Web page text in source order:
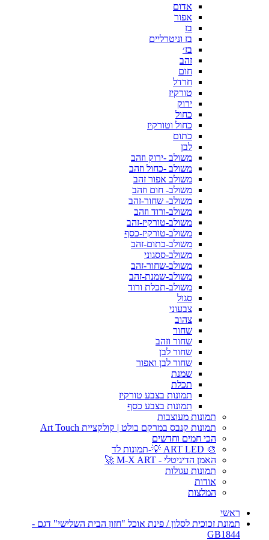
אדום
אפור
בז
בז וניטרליים
בז׳
זהב
חום
חרדל
טורקיז
ירוק
כחול
כחול וטורקיז
כתום
לבן
משולב -ירוק וזהב
משולב -כחול וזהב
משולב אפור זהב
משולב- חום וזהב
משולב- שחור-זהב
משולב-ורוד וזהב
משולב-טורקיז-זהב
משולב-טורקיז-כסף
משולב-כתום-זהב
משולב-ססגוני
משולב-שחור-זהב
משולב-שמנת-זהב
משולב-תכלת ורוד
סגול
צבעוני
צהוב
שחור
שחור וזהב
שחור לבן
שחור לבן ואפור
שמנת
תכלת
תמונות בצבע טורקיז
תמונות בצבע כסף
תמונות מעוצבות
תמונות קנבס במרקם בולט | קולקציית Art Touch
הכי חמים וחדשים
🎨 ART LED 💡-תמונות לד
האמן הדיגיטלי - M-X ART 🚀
תמונות עגולות
אודות
המלצות
ראשי
תמונת זכוכית לסלון / פינת אוכל "חזון הבית השלישי" דגם -
GB1844